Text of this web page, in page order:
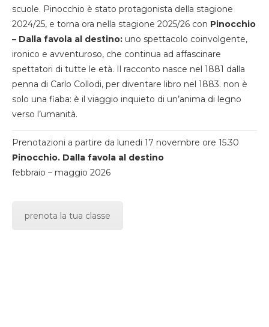
scuole. Pinocchio è stato protagonista della stagione
2024/25, e torna ora nella stagione 2025/26 con Pinocchio
– Dalla favola al destino: uno spettacolo coinvolgente,
ironico e avventuroso, che continua ad affascinare
spettatori di tutte le età. Il racconto nasce nel 1881 dalla
penna di Carlo Collodi, per diventare libro nel 1883. non è
solo una fiaba: è il viaggio inquieto di un’anima di legno
verso l’umanità.
Prenotazioni a partire da lunedi 17 novembre ore 15.30
Pinocchio. Dalla favola al destino
febbraio – maggio 2026
prenota la tua classe